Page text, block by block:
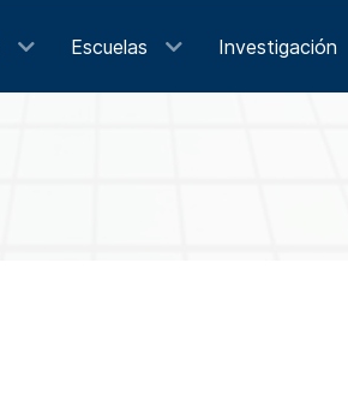
Escuelas Investigación